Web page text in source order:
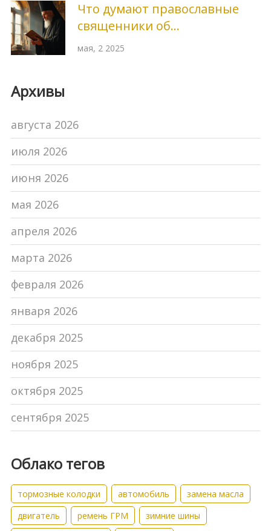
Что думают православные
священники об
астропрогнозах: разбор
мая, 2 2025
Архивы
августа 2026
июля 2026
июня 2026
мая 2026
апреля 2026
марта 2026
февраля 2026
января 2026
декабря 2025
ноября 2025
октября 2025
сентября 2025
Облако тегов
тормозные колодки автомобиль
замена масла
двигатель
ремень ГРМ
зимние шины